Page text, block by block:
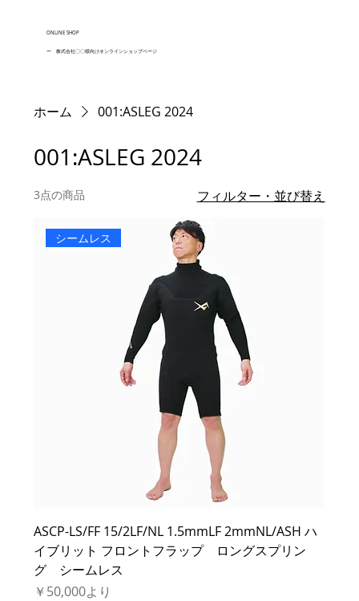
ONLINE SHOP
ー 株式会社〇〇様向けオンラインショップページ
ホーム 001:ASLEG 2024
001:ASLEG 2024
3点の商品 フィルター・並び替え
シームレス
ASCP-LS/FF 15/2LF/NL 1.5mmLF 2mmNL/ASH ハ
イブリット フロントフラップ ロングスプリン
グ シームレス
￥50,000より
セール価格